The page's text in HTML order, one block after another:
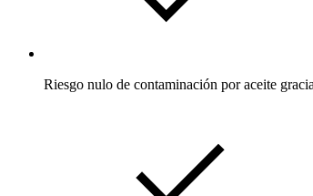
Riesgo nulo de contaminación por aceite